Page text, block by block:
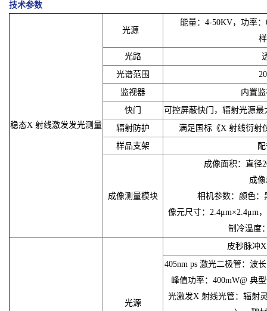
技术参数
稳态X 射线激发发光测量
光源
能量：4-50KV，功率
光路
光谱范围
监视器
内置
快门
可控屏蔽快门，辐射光源
辐射防护
满足国标《X 射线衍射
样品支架
成像测量模块
成像面积：直径
成
相机参数：颜色：
像元尺寸：2.4μm×2.4μm
制冷温度
光源
皮秒脉冲
405nm ps 激光二极管：波
峰值功率：400mW@ 典
光激发X 射线光管：辐射